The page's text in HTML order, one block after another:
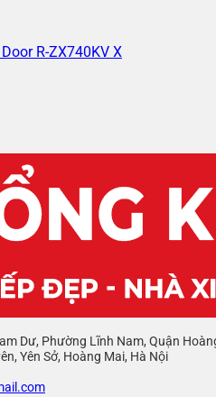
R-ZX740KV X
Dư, Phường Lĩnh Nam, Quận
Yên Sở, Hoàng Mai, Hà Nội